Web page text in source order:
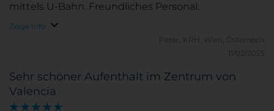
mittels U-Bahn. Freundliches Personal.
Zeige Info
Peter_KRH.
Wien, Österreich
11/02/2025
Sehr schöner Aufenthalt im Zentrum von
Valencia